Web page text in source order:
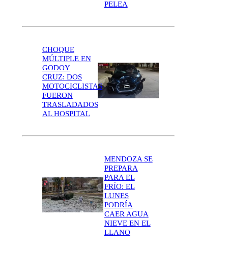
PELEA
CHOQUE
MÚLTIPLE EN
GODOY
CRUZ: DOS
MOTOCICLISTAS
FUERON
TRASLADADOS
AL HOSPITAL
MENDOZA SE
PREPARA
PARA EL
FRÍO: EL
LUNES
PODRÍA
CAER AGUA
NIEVE EN EL
LLANO